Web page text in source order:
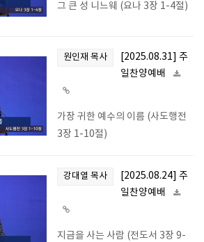
그 큰 성 니느웨 (요나 3장 1-4절)
원인재 목사
[2025.08.31] 주
일찬양예배
가장 귀한 예수의 이름 (사도행전
3장 1-10절)
강대열 목사
[2025.08.24] 주
일찬양예배
지금을 사는 사람 (전도서 3장 9-